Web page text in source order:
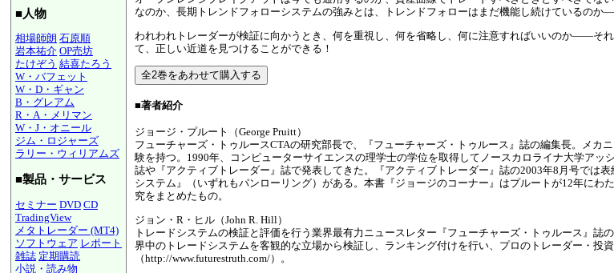
■人物
相場師朗 石原順
岩本祐介 OP売坊
たけぞう 結喜たろう
W・バフェット
W・D・ギャン
B・グレアム
R・A・メリマン
W・J・オニール
ジム・ロジャーズ
ラリー・ウィリアムズ
■製品・サービス
セミナー DVD CD
TradingView
メタトレーダー (MT4)
ソフトウェア レポート
雑誌 定期購読
小説・読み物
なのか、長期トレンドフォローシステムの強みとは、トレンドフォローはまだ機能し続けているのか
われわれトレーダーが検証に向かうとき、何を重視し、何を省略し、何に注意すればいいのか――そ
て、正しい近道を見つけることができる！
■著者紹介
ジョージ・プルート（George Pruitt）
フューチャーズ・トゥルースCTAの研究部長で、『フューチャーズ・トゥルース』誌の編集長。メカ
験を持つ。1990年、コンピューターサイエンスの理学士の学位を取得してノースカロライナ大学アッ
誌や『アクティブトレーダー』誌で発表してきた。『アクティブトレーダー』誌の2003年8月号では
システム』（いずれもパンローリング）がある。本書『ジョージのコーナー』はプルートが12年に
究をまとめたもの。
ジョン・R・ヒル（John R. Hill）
トレードシステムの検証と評価を行う業界最有力ニュースレター『フューチャーズ・トゥルース』
界中のトレードシステムを客観的な立場から検証し、ランキング付けを行い、プロのトレーダー・投
（http://www.futurestruth.com/）。